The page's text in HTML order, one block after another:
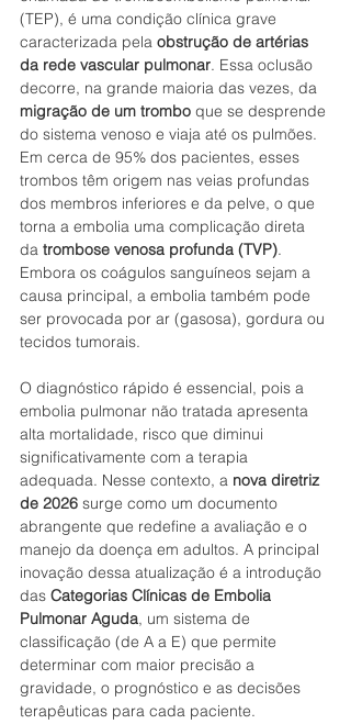
(TEP), é uma condição clínica grave
caracterizada pela obstrução de artérias
da rede vascular pulmonar. Essa oclusão
decorre, na grande maioria das vezes, da
migração de um trombo que se desprende
do sistema venoso e viaja até os pulmões.
Em cerca de 95% dos pacientes, esses
trombos têm origem nas veias profundas
dos membros inferiores e da pelve, o que
torna a embolia uma complicação direta
da trombose venosa profunda (TVP).
Embora os coágulos sanguíneos sejam a
causa principal, a embolia também pode
ser provocada por ar (gasosa), gordura ou
tecidos tumorais.
O diagnóstico rápido é essencial, pois a
embolia pulmonar não tratada apresenta
alta mortalidade, risco que diminui
significativamente com a terapia
adequada. Nesse contexto, a nova diretriz
de 2026 surge como um documento
abrangente que redefine a avaliação e o
manejo da doença em adultos. A principal
inovação dessa atualização é a introdução
das Categorias Clínicas de Embolia
Pulmonar Aguda, um sistema de
classificação (de A a E) que permite
determinar com maior precisão a
gravidade, o prognóstico e as decisões
terapêuticas para cada paciente.